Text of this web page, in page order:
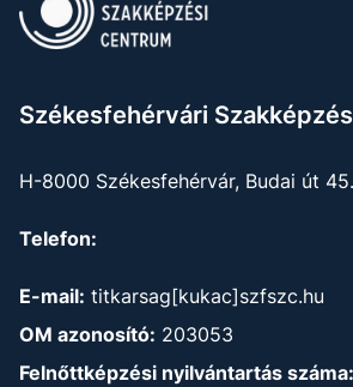
Székesfehérvári
H-8000 Székesfehérvár, Budai út
Telefon:
E-mail: titkarsag[kukac]szfszc.hu
OM azonosító: 203053
Felnőttképzési nyilvántartás száma: